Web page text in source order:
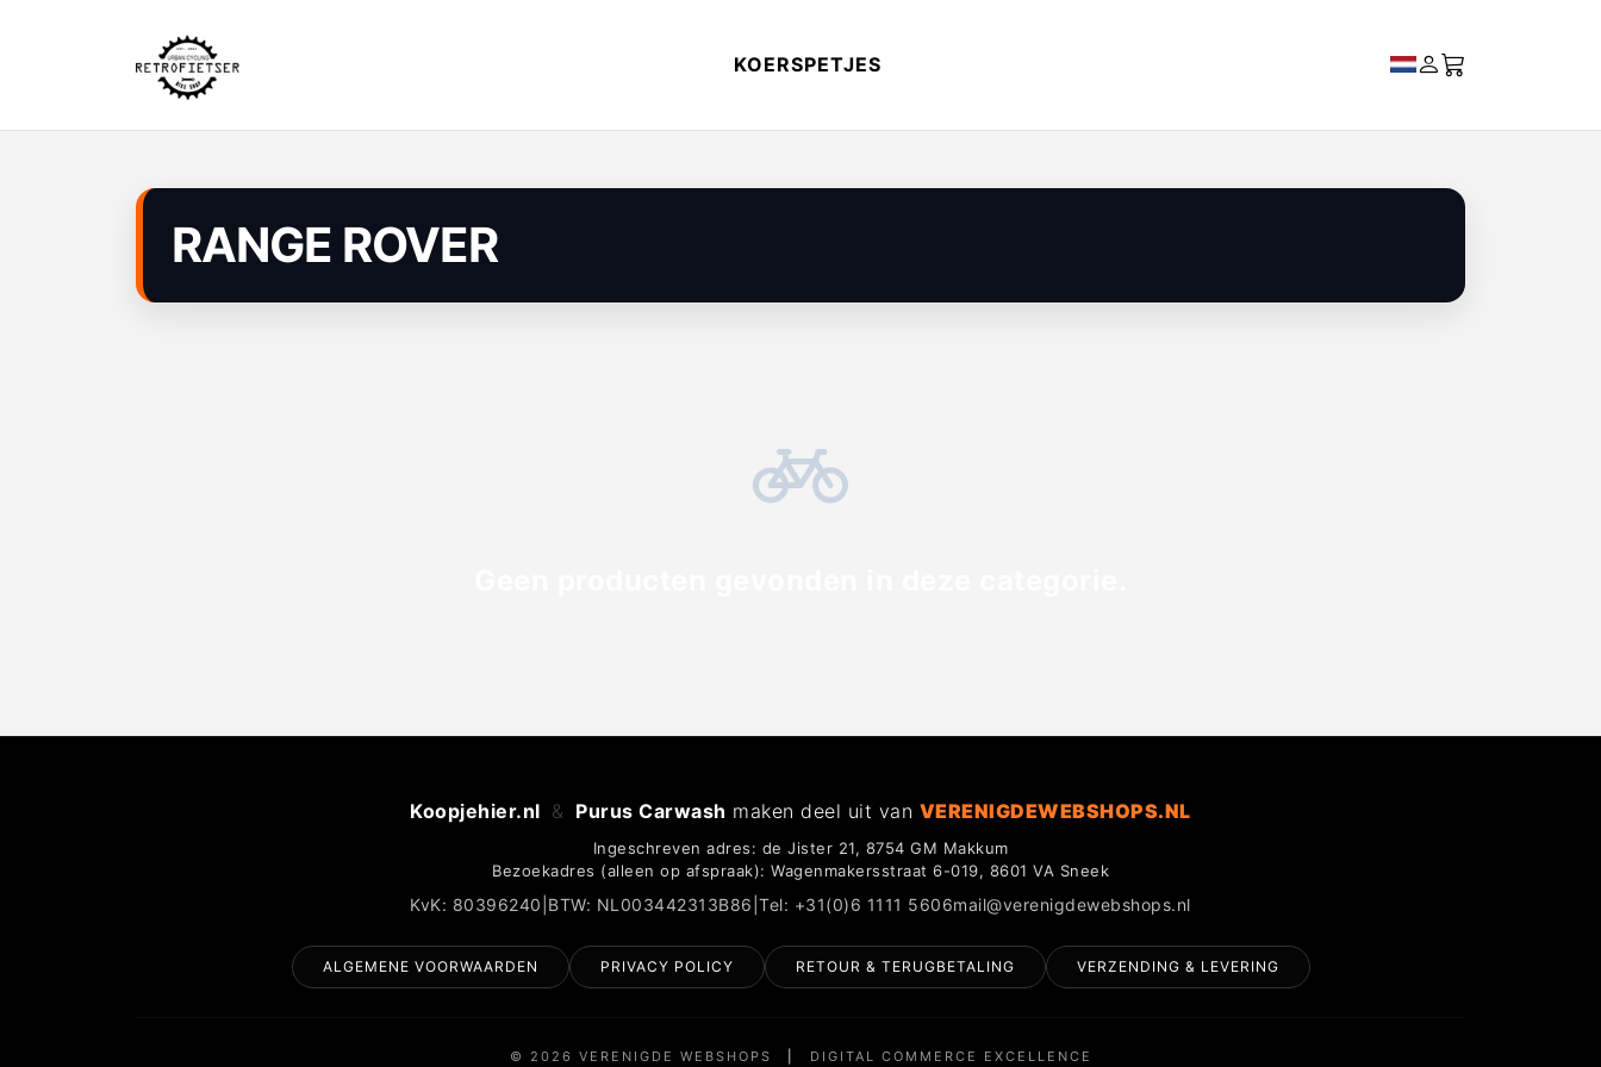
KOERSPETJES
RANGE ROVER
Koopjehier.nl & Purus Carwash maken deel uit van VERENIGDEWEBSHOPS.NL
Ingeschreven adres: de Jister 21, 8754 GM Makkum
Bezoekadres (alleen op afspraak): Wagenmakersstraat 6-019, 8601 VA Sneek
KvK: 80396240 BTW: NL003442313B86 |Tel: +31(0)6 1111 5606mail@verenigdewebshops.nl
ALGEMENE VOORWAARDEN PRIVACY POLICY RETOUR & TERUGBETALING VERZENDING & LEVERING
© 2026 VERENIGDE WEBSHOPS DIGITAL COMMERCE EXCELLENCE